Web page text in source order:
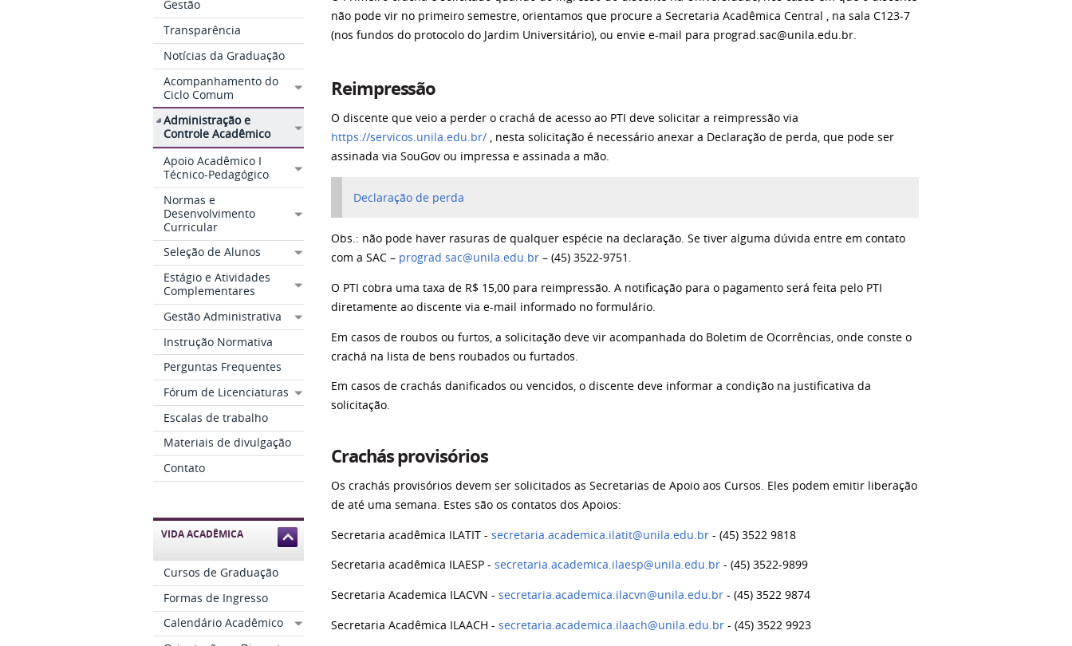
Gestão
Transparência
Notícias da Graduação
Acompanhamento do
Ciclo Comum
Administração e
Controle Acadêmico
Apoio Acadêmico I
Técnico-Pedagógico
Normas e
Desenvolvimento
Curricular
Seleção de Alunos
Estágio e Atividades
Complementares
Gestão Administrativa
Instrução Normativa
Perguntas Frequentes
Fórum de Licenciaturas
Escalas de trabalho
Materiais de divulgação
Contato
VIDA ACADÊMICA
Cursos de Graduação
Formas de Ingresso
Calendário Acadêmico
não pode vir no primeiro semestre, orientamos que procure a Secretaria Acadêmica Central , na sala C123-7
(nos fundos do protocolo do Jardim Universitário), ou envie e-mail para prograd.sac@unila.edu.br.
Reimpressão
O discente que veio a perder o crachá de acesso ao PTI deve solicitar a reimpressão via
https://servicos.unila.edu.br/ , nesta solicitação é necessário anexar a Declaração de perda, que pode ser
assinada via SouGov ou impressa e assinada a mão.
Declaração de perda
Obs.: não pode haver rasuras de qualquer espécie na declaração. Se tiver alguma dúvida entre em contato
com a SAC – prograd.sac@unila.edu.br – (45) 3522-9751.
O PTI cobra uma taxa de R$ 15,00 para reimpressão. A notificação para o pagamento será feita pelo PTI
diretamente ao discente via e-mail informado no formulário.
Em casos de roubos ou furtos, a solicitação deve vir acompanhada do Boletim de Ocorrências, onde conste o
crachá na lista de bens roubados ou furtados.
Em casos de crachás danificados ou vencidos, o discente deve informar a condição na justificativa da
solicitação.
Crachás provisórios
Os crachás provisórios devem ser solicitados as Secretarias de Apoio aos Cursos. Eles podem emitir liberação
de até uma semana. Estes são os contatos dos Apoios:
Secretaria acadêmica ILATIT -secretaria.academica.ilatit@unila.edu.br -(45) 3522 9818
Secretaria acadêmica ILAESP -secretaria.academica.ilaesp@unila.edu.br -(45) 3522-9899
Secretaria Academica ILACVN -secretaria.academica.ilacvn@unila.edu.br -(45) 3522 9874
Secretaria Acadêmica ILAACH -secretaria.academica.ilaach@unila.edu.br -(45) 3522 9923